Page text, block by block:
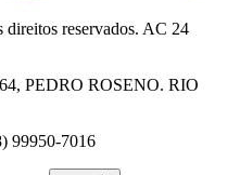
reservados. AC 24
PEDRO ROSENO. RIO
99950-7016